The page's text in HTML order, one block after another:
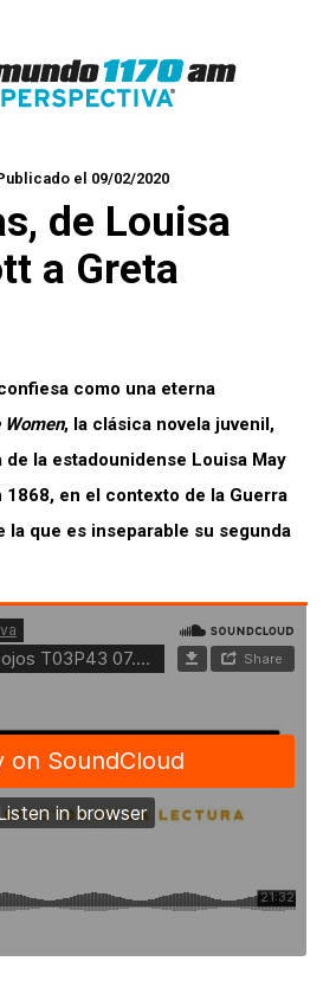
el 09/02/2020
, de Louisa
a Greta
como una eterna
, la clásica novela juvenil,
la estadounidense Louisa May
en el contexto de la Guerra
la que es inseparable su segunda